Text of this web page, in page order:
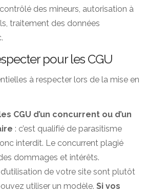
des mineurs, autorisation à
traitement des données
pour les CGU
à respecter lors de la mise en
CGU d’un concurrent ou d’un
: c’est qualifié de parasitisme
interdit. Le concurrent plagié
dommages et intérêts.
de votre site sont plutôt
utiliser un modèle. Si vos